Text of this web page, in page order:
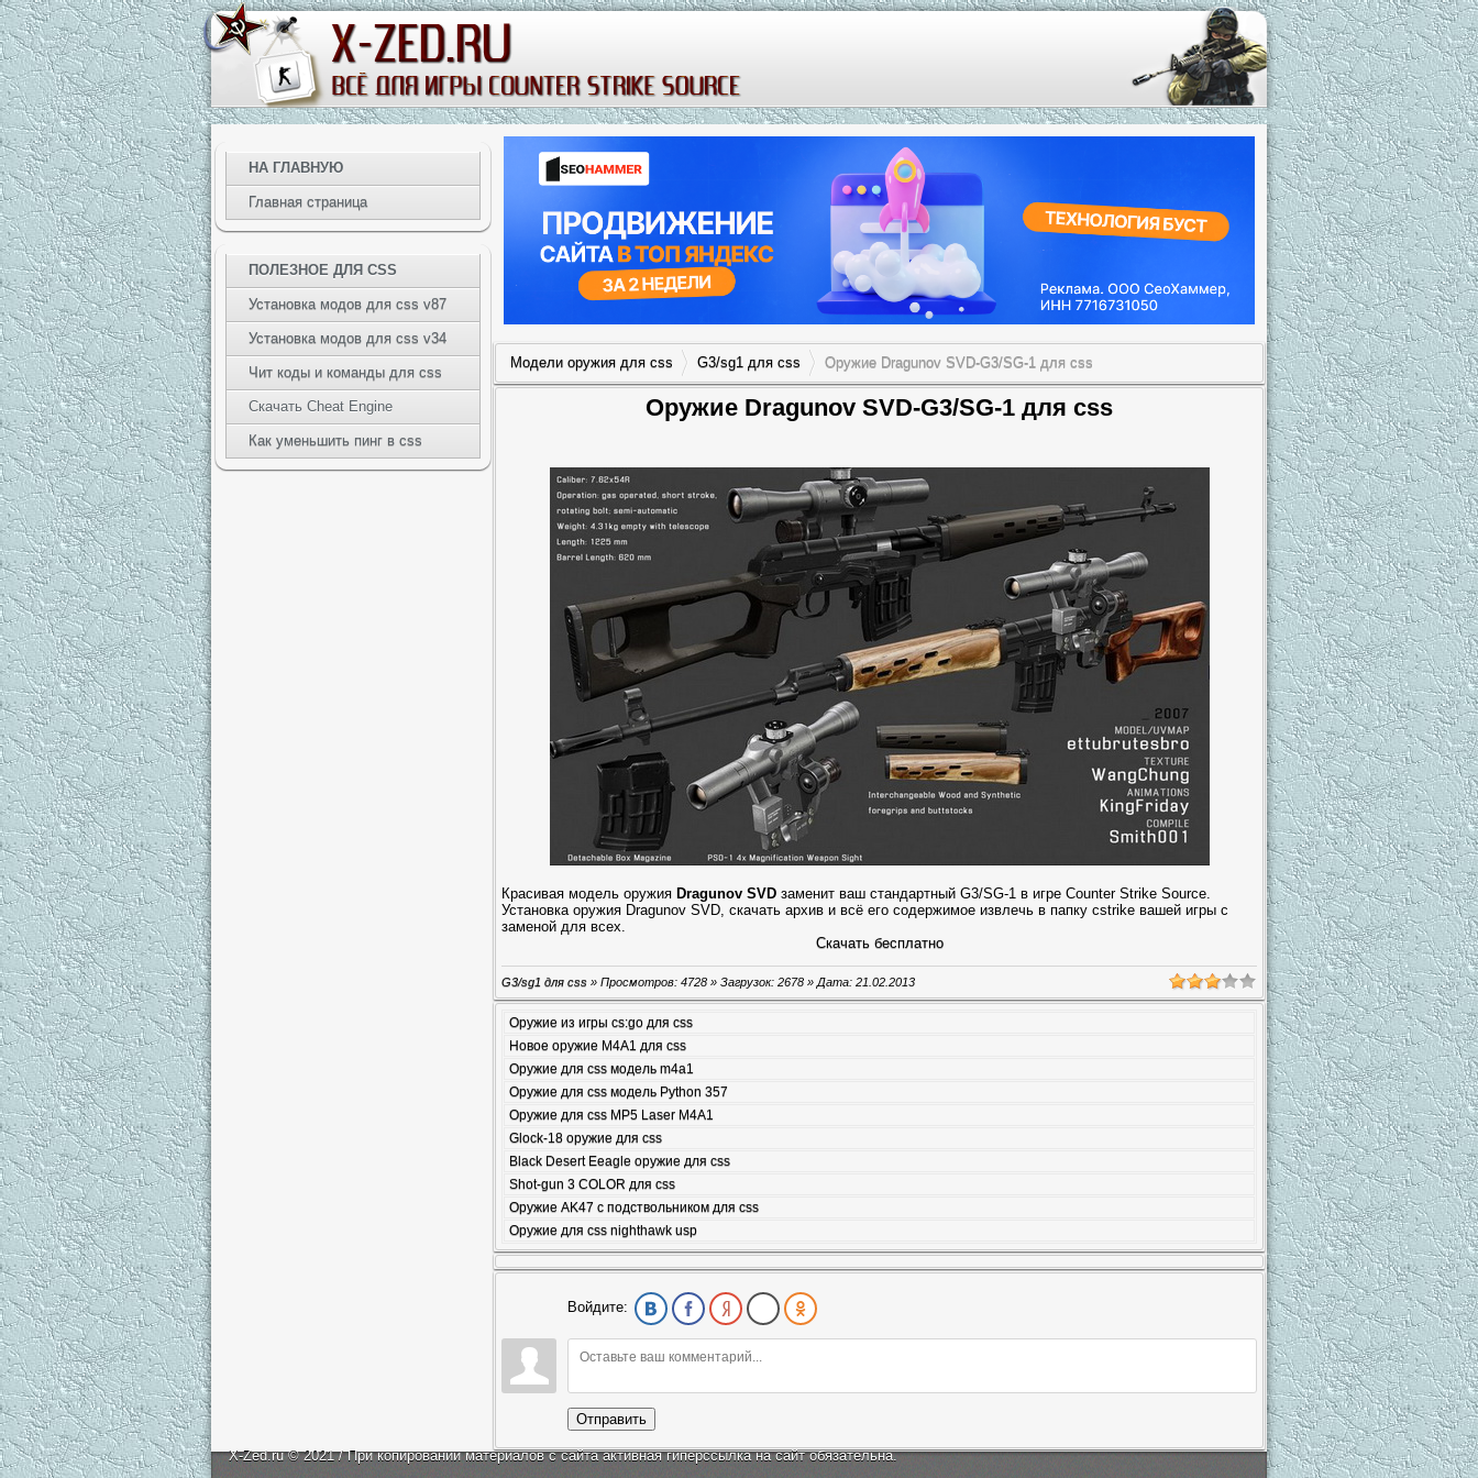
Модели оружия для css G3/sg1 для css Оружие Dragunov SVD-G3/SG-1 для css
Оружие Dragunov SVD-G3/SG-1 для css
Красивая модель оружия Dragunov SVD заменит ваш стандартный G3/SG-1 в игре Counter Strike Source.
Установка оружия Dragunov SVD, скачать архив и всё его содержимое извлечь в папку cstrike вашей игры с
заменой для всех.
Скачать бесплатно
G3/sg1 для css » Просмотров: 4728 » Загрузок: 2678 » Дата: 21.02.2013
Оружие из игры cs:go для css
Новое оружие M4A1 для css
Оружие для css модель m4a1
Оружие для css модель Python 357
Оружие для css MP5 Laser M4A1
Glock-18 оружие для css
Black Desert Eeagle оружие для css
Shot-gun 3 COLOR для css
Оружие AK47 с подствольником для css
Оружие для css nighthawk usp
Войдите:
Отправить
НА ГЛАВНУЮ
Главная страница
ПОЛЕЗНОЕ ДЛЯ CSS
Установка модов для css v87
Установка модов для css v34
Чит коды и команды для css
Скачать Cheat Engine
Как уменьшить пинг в css
X-Zed.ru © 2021 / При копировании материалов с сайта активная гиперссылка на сайт обязательна.